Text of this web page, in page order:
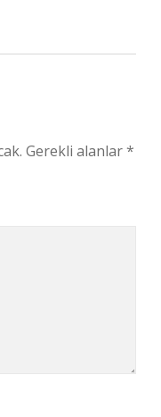
Gerekli alanlar*